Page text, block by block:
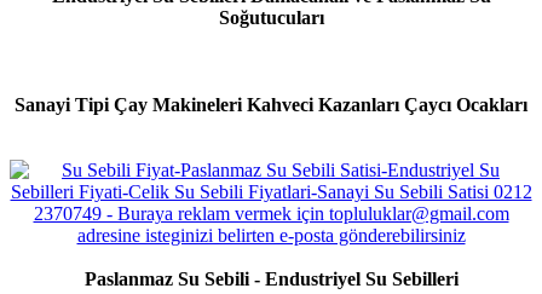
Soğutucuları
Sanayi Tipi Çay Makineleri Kahveci Kazanları Çaycı Ocakları
Paslanmaz Su Sebili - Endustriyel Su Sebilleri